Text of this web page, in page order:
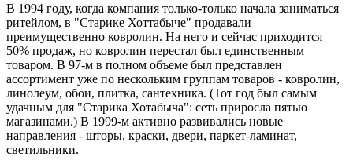
В 1994 году, когда компания только-только начала заниматься
ритейлом, в "Старике Хоттабыче" продавали
преимущественно ковролин. На него и сейчас приходится
50% продаж, но ковролин перестал был единственным
товаром. В 97-м в полном объеме был представлен
ассортимент уже по нескольким группам товаров - ковролин,
линолеум, обои, плитка, сантехника. (Тот год был самым
удачным для "Старика Хотабыча": сеть приросла пятью
магазинами.) В 1999-м активно развивались новые
направления - шторы, краски, двери, паркет-ламинат,
светильники.